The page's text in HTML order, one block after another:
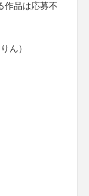
作品は応募不
ん）